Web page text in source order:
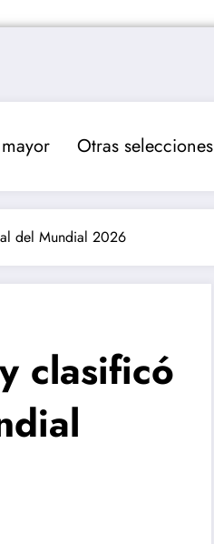
Otras selecciones
del Mundial 2026
clasificó